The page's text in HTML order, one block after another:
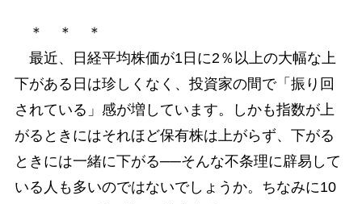
＊ ＊ ＊
最近、日経平均株価が1日に2％以上の大幅な上
下がある日は珍しくなく、投資家の間で「振り回
されている」感が増しています。しかも指数が上
がるときにはそれほど保有株は上がらず、下がる
ときには一緒に下がる──そんな不条理に辟易して
いる人も多いのではないでしょうか。ちなみに10